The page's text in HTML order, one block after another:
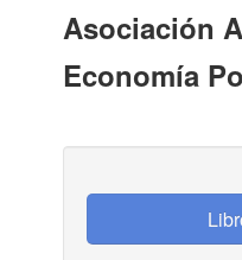
Asociación
Economía